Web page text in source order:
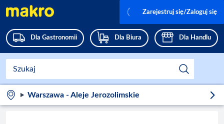
Dla Gastronomii Dla Biura Dla Handlu
Zarejestruj się/Zaloguj się
Warszawa - Aleje Jerozolimskie